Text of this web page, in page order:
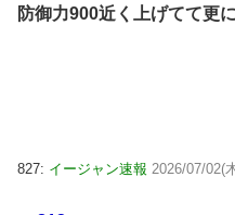
防御力900近く上げてて更
827: イージャン速報 2026/07/02(